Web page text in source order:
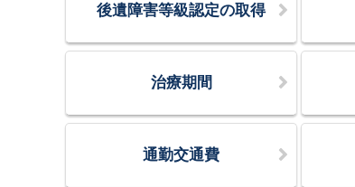
後遺障害等級認定の取得
治療期間
通勤交通費